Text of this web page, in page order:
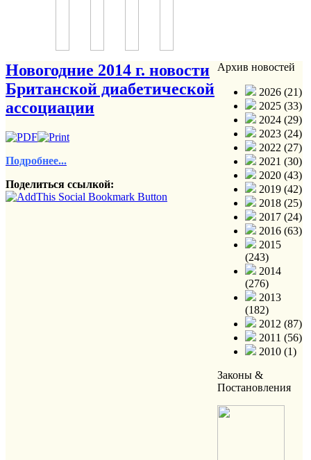
Новогодние 2014 г. новости
Британской диабетической
ассоциации
Подробнее...
Поделиться ссылкой:
Архив новостей
2026 (21)
2025 (33)
2024 (29)
2023 (24)
2022 (27)
2021 (30)
2020 (43)
2019 (42)
2018 (25)
2017 (24)
2016 (63)
2015
(243)
2014
(276)
2013
(182)
2012 (87)
2011 (56)
2010 (1)
Законы &
Постановления